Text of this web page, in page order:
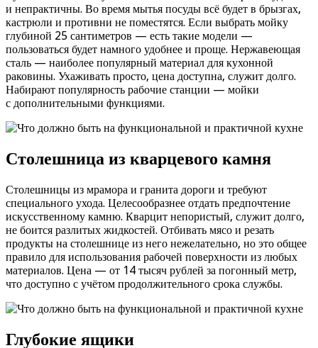
и непрактичны. Во время мытья посуды всё будет в брызгах,
кастрюли и противни не поместятся. Если выбрать мойку
глубиной 25 сантиметров — есть такие модели —
пользоваться будет намного удобнее и проще. Нержавеющая
сталь — наиболее популярный материал для кухонной
раковины. Ухаживать просто, цена доступна, служит долго.
Набирают популярность рабочие станции — мойки
с дополнительными функциями.
Столешница из кварцевого камня
Столешницы из мрамора и гранита дороги и требуют
специального ухода. Целесообразнее отдать предпочтение
искусственному камню. Кварцит непористый, служит долго,
не боится разлитых жидкостей. Отбивать мясо и резать
продукты на столешнице из него нежелательно, но это общее
правило для использования рабочей поверхности из любых
материалов. Цена — от 14 тысяч рублей за погонный метр,
что доступно с учётом продолжительного срока службы.
Глубокие ящики